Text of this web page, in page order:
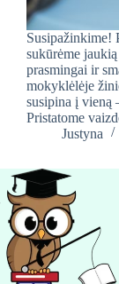
Susipažinkime!
sukūrėme
prasmingai ir
mokyklėlėje
susipina į vieną
Pristatome
Justyna